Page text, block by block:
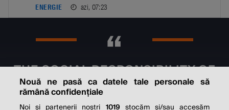
ENERGIE azi, 07:23
THE SOCIAL RESPONSIBILITY OF
BUSINESS IS TO INCREASE ITS
PROFITS.
Nouă ne pasă ca datele tale personale să
rămână confidențiale
Noi și partenerii noștri 1019stocăm și/sau accesăm